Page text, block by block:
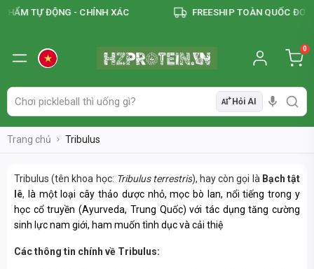
TỰ ĐỘNG - CHÍNH XÁC FREESHIP TOÀN QUỐC ĐƠN
AI Hỏi AI
0
Trang chủ Tribulus
Tribulus (tên khoa học: Tribulus terrestris), hay còn gọi là Bạch tật
lê, là một loại cây thảo dược nhỏ, mọc bò lan, nổi tiếng trong y
học cổ truyền (Ayurveda, Trung Quốc) với tác dụng tăng cường
sinh lực nam giới, ham muốn tình dục và cải thiệ
Các thông tin chính về Tribulus: